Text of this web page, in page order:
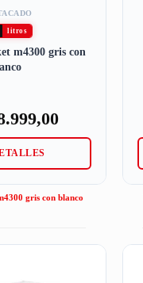
litros
m4300 gris con
gris con blanco